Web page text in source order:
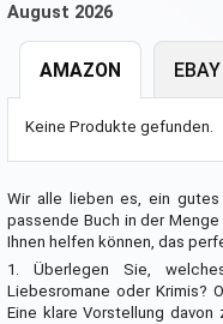
August 2026
AMAZON
Keine Produkte gefunden.
EBAY
Wir alle lieben es, ein
passende Buch in der
Ihnen helfen können, das
1. Überlegen Sie,
Liebesromane oder Krimis?
Eine klare Vorstellung